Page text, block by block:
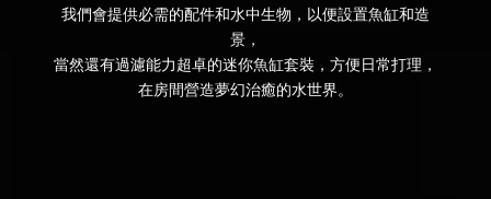
我們會提供必需的配件和水中生物，以便設置魚缸和造
景，
當然還有過濾能力超卓的迷你魚缸套裝，方便日常打理，
在房間營造夢幻治癒的水世界。